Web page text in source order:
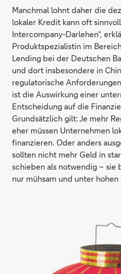
Manchmal lohnt daher die
lokaler Kredit kann oft
Intercompany-Darlehen“,
Produktspezialistin im
Lending bei der Deutschen
und dort insbesondere in
regulatorische
ist die Auswirkung einer
Entscheidung auf die
Grundsätzlich gilt: Je mehr
eher müssen Unternehmen
finanzieren. Oder anders
sollten nicht mehr Geld in
schieben als notwendig – sie
nur mühsam und unter hohen